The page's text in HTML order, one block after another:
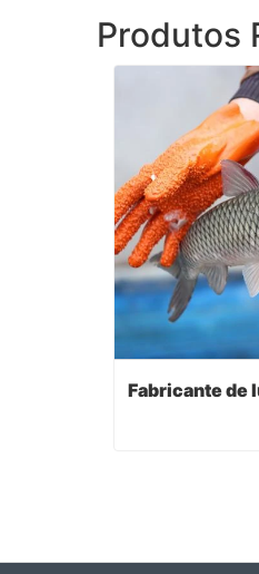
Produtos